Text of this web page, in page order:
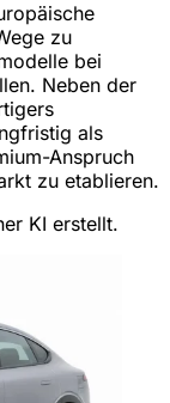
zu
bei
Neben der
als
Anspruch
zu etablieren.
KI erstellt.